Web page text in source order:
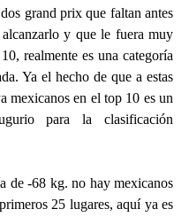
grand prix que faltan antes
y que le fuera muy
realmente es una categoría
Ya el hecho de que a estas
mexicanos en el top 10 es un
para la clasificación
de -68 kg. no hay mexicanos
25 lugares, aquí ya es